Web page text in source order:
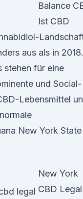
Balance
Ist CBD
aus als in 2018.
stehen für eine
und Social-
Lebensmittel
New York State
New York
CBD Legal